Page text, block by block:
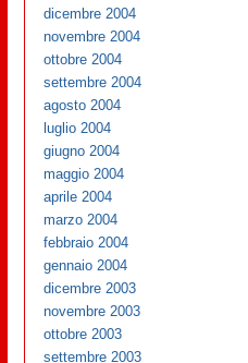
dicembre 2004
novembre 2004
ottobre 2004
settembre 2004
agosto 2004
luglio 2004
giugno 2004
maggio 2004
aprile 2004
marzo 2004
febbraio 2004
gennaio 2004
dicembre 2003
novembre 2003
ottobre 2003
settembre 2003